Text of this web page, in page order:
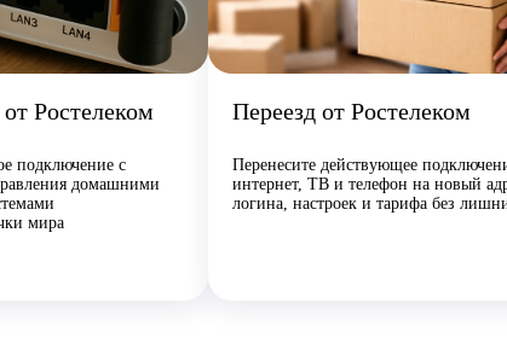
Ростелеком
подключение с
домашними
мира
Переезд от Ростелеком
Перенесите действующее
интернет, ТВ и телефон на новый
логина, настроек и тарифа без